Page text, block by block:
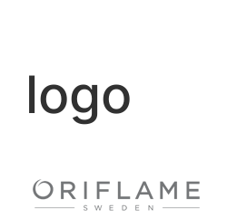
logo